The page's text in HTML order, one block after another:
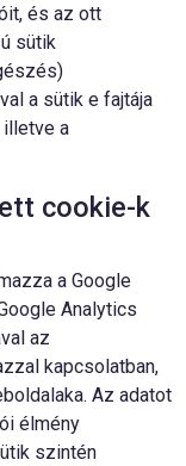
és az ott
sütik
a sütik e fajtája
illetve a
cookie-k
a Google
Analytics
az
kapcsolatban,
Az adatot
élmény
szintén